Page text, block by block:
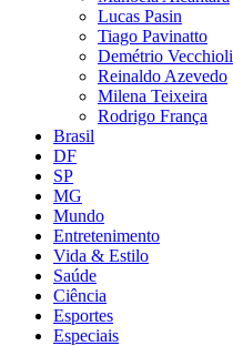
Lucas Pasin
Tiago Pavinatto
Demétrio Vecchioli
Reinaldo Azevedo
Milena Teixeira
Rodrigo França
Brasil
DF
SP
MG
Mundo
Entretenimento
Vida & Estilo
Saúde
Ciência
Esportes
Especiais